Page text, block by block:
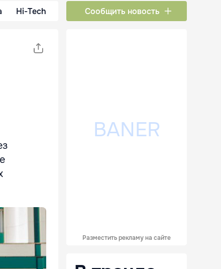
Hi-Tech Сообщить новость
Разместить рекламу на сайте